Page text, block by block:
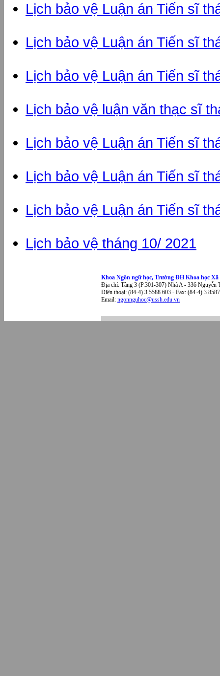
Lịch bảo vệ Luận án Tiến sĩ
Lịch bảo vệ Luận án Tiến sĩ
Lịch bảo vệ Luận án Tiến sĩ
Lịch bảo vệ luận văn thạc sĩ
Lịch bảo vệ Luận án Tiến sĩ
Lịch bảo vệ Luận án Tiến sĩ
Lịch bảo vệ Luận án Tiến sĩ
Lịch bảo vệ tháng 10/ 2021
Khoa Ngôn ngữ học, Trường ĐH Khoa học
Địa chỉ: Tầng 3 (P.301-307) Nhà A - 336 Nguyễn
Điện thoại: (84-4) 3 5588 603 - Fax: (84-4) 3
Email: ngonnguhoc@ussh.edu.vn